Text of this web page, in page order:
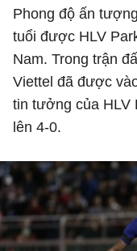
Phong độ ấn
tuổi được HLV
Nam. Trong trận
Viettel đã được
tin tưởng của HLV
lên 4-0.